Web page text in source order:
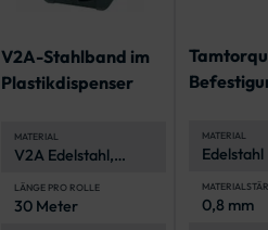
V2A-Stahlband im
Plastikdispenser
MATERIAL
V2A Edelstahl,
und langlebig
LÄNGE PRO ROLLE
30 Meter
340 mm
MATERIAL
Edelstahl
0,8 mm